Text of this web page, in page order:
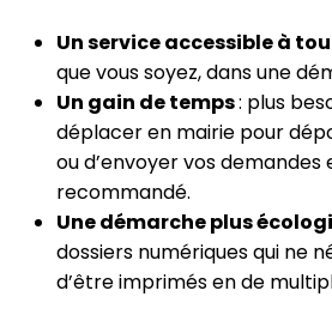
Un service accessible à
que vous soyez, dans une
Un gain de temps: plus
déplacer en mairie pour
ou d’envoyer vos demandes
recommandé.
Une démarche plus
dossiers numériques qui ne
d’être imprimés en de